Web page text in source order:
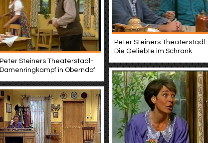
Peter Steiners Theaterstadl-
Die Geliebte im Schrank
Peter Steiners Theaterstadl-
Damenringkampf in Oberndof